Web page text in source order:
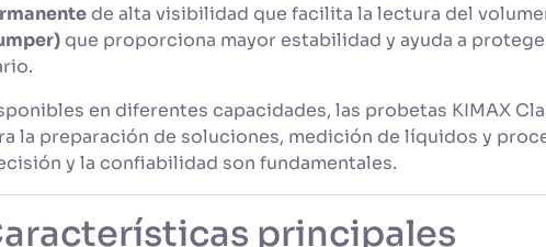
de alta visibilidad que facilita la lectura del
que proporciona mayor estabilidad y ayuda a
en diferentes capacidades, las probetas KIMAX
la preparación de soluciones, medición de líquidos y
y la confiabilidad son fundamentales.
principales